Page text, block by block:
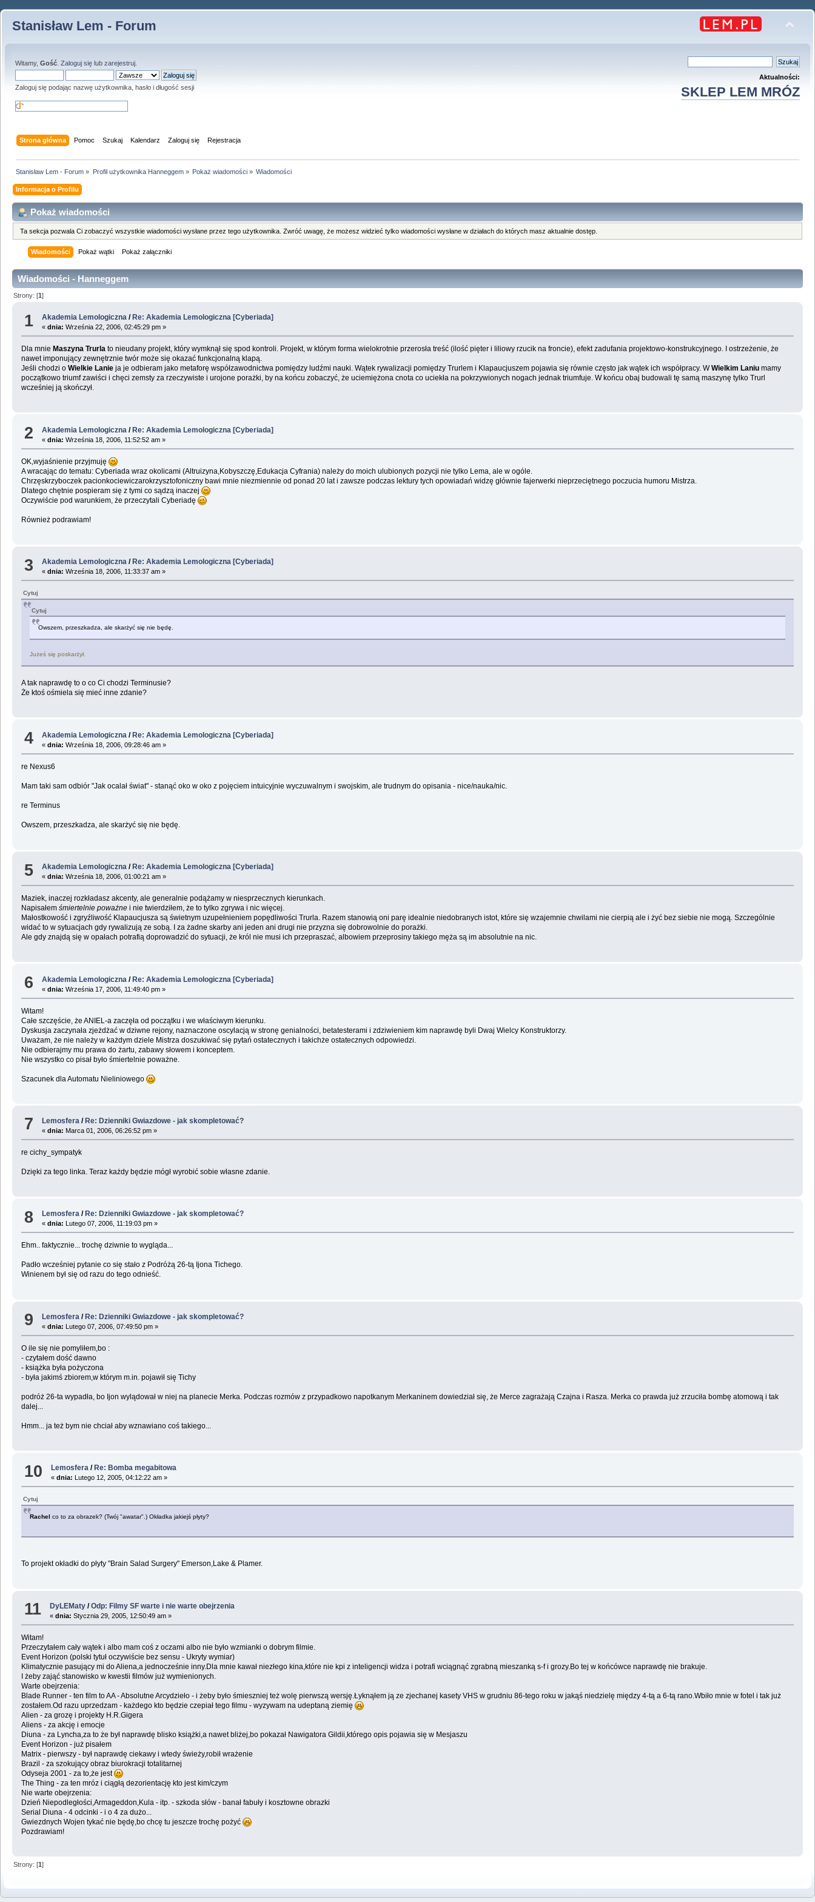
Stanisław Lem - Forum
Witamy, Gość Zaloguj się lub zarejestruj
Zaloguj się podając nazwę użytkownika, hasło i długość sesji
Aktualności:
SKLEP LEM MRÓZ
Strona główna Pomoc Szukaj Kalendarz Zaloguj się Rejestracja
Stanisław Lem - Forum » Profil użytkownika Hanneggem» Pokaż wiadomości» Wiadomości
Informacja o Profilu
Pokaż wiadomości
Ta sekcja pozwala Ci zobaczyć wszystkie wiadomości wysłane przez tego użytkownika. Zwróć uwagę, że możesz widzieć tylko wiadomości wysłane w działach do których masz aktualnie dostęp.
Wiadomości Pokaż wątki Pokaż załączniki
Wiadomości - Hanneggem
Strony: [1]
1 Akademia Lemologiczna / Re: Akademia Lemologiczna [Cyberiada]
«dnia: Września 22, 2006, 02:45:29 pm »
Dla mnie Maszyna Trurlato nieudany projekt, który wymknął się spod kontroli. Projekt, w którym forma wielokrotnie przerosła treść (ilość pięter i liliowy rzucik na froncie), efekt zadufania projektowo-konstrukcyjnego. I ostrzeżenie, że
nawet imponujący zewnętrznie twór może się okazać funkcjonalną klapą.
Jeśli chodzi o Wielkie Lanieja je odbieram jako metaforę współzawodnictwa pomiędzy ludźmi nauki. Wątek rywalizacji pomiędzy Trurlem i Klapaucjuszem pojawia się równie często jak wątek ich współpracy. WWielkim Laniumamy
początkowo triumf zawiści i chęci zemsty za rzeczywiste i urojone porażki, by na końcu zobaczyć, że uciemiężona cnota co uciekła na pokrzywionych nogach jednak triumfuje. W końcu obaj budowali tę samą maszynę tylko Trurl
wcześniej ją skończył.
2 Akademia Lemologiczna /Re: Akademia Lemologiczna [Cyberiada]
«dnia: Września 18, 2006, 11:52:52 am »
OK,wyjaśnienie przyjmuję
A wracając do tematu: Cyberiada wraz okolicami (Altruizyna,Kobyszczę,Edukacja Cyfrania) należy do moich ulubionych pozycji nie tylko Lema, ale w ogóle.
Chrzęskrzyboczek pacionkociewiczarokrzysztofoniczny bawi mnie niezmiennie od ponad 20 lat i zawsze podczas lektury tych opowiadań widzę głównie fajerwerki nieprzeciętnego poczucia humoru Mistrza.
Dlatego chętnie pospieram się z tymi co sądzą inaczej
Oczywiście pod warunkiem, że przeczytali Cyberiadę
Również podrawiam!
3 Akademia Lemologiczna / Re: Akademia Lemologiczna [Cyberiada]
«dnia: Września 18, 2006, 11:33:37 am »
Cytuj
Cytuj
Owszem, przeszkadza, ale skarżyć się nie będę.
Jużeś się poskarżył.
A tak naprawdę to o co Ci chodzi Terminusie?
Że ktoś ośmiela się mieć inne zdanie?
4 Akademia Lemologiczna /Re: Akademia Lemologiczna [Cyberiada]
«dnia: Września 18, 2006, 09:28:46 am »
re Nexus6
Mam taki sam odbiór "Jak ocalał świat" - stanąć oko w oko z pojęciem intuicyjnie wyczuwalnym i swojskim, ale trudnym do opisania - nice/nauka/nic.
re Terminus
Owszem, przeszkadza, ale skarżyć się nie będę.
5 Akademia Lemologiczna / Re: Akademia Lemologiczna [Cyberiada]
«dnia: Września 18, 2006, 01:00:21 am »
Maziek, inaczej rozkładasz akcenty, ale generalnie podążamy w niesprzecznych kierunkach.
Napisałem śmiertelnie poważnei nie twierdziłem, że to tylko zgrywa i nic więcej.
Małostkowość i zgryźliwość Klapaucjusza są świetnym uzupełnieniem popędliwości Trurla. Razem stanowią oni parę idealnie niedobranych istot, które się wzajemnie chwilami nie cierpią ale i żyć bez siebie nie mogą. Szczególnie
widać to w sytuacjach gdy rywalizują ze sobą. I za żadne skarby ani jeden ani drugi nie przyzna się dobrowolnie do porażki.
Ale gdy znajdą się w opałach potrafią doprowadzić do sytuacji, że król nie musi ich przepraszać, albowiem przeprosiny takiego męża są im absolutnie na nic.
6 Akademia Lemologiczna /Re: Akademia Lemologiczna [Cyberiada]
«dnia: Września 17, 2006, 11:49:40 pm »
Witam!
Całe szczęście, że ANIEL-a zaczęła od początku i we właściwym kierunku.
Dyskusja zaczynała zjeżdżać w dziwne rejony, naznaczone oscylacją w stronę genialności, betatesterami i zdziwieniem kim naprawdę byli Dwaj Wielcy Konstruktorzy.
Uważam, że nie należy w każdym dziele Mistrza doszukiwać się pytań ostatecznych i takichże ostatecznych odpowiedzi.
Nie odbierajmy mu prawa do żartu, zabawy słowem i konceptem.
Nie wszystko co pisał było śmiertelnie poważne.
Szacunek dla Automatu Nieliniowego
7 Lemosfera / Re: Dzienniki Gwiazdowe - jak skompletować?
«dnia: Marca 01, 2006, 06:26:52 pm »
re cichy_sympatyk
Dzięki za tego linka. Teraz każdy będzie mógł wyrobić sobie własne zdanie.
8 Lemosfera / Re: Dzienniki Gwiazdowe - jak skompletować?
«dnia: Lutego 07, 2006, 11:19:03 pm »
Ehm.. faktycznie... trochę dziwnie to wygląda...
Padło wcześniej pytanie co się stało z Podróżą 26-tą Ijona Tichego.
Winienem był się od razu do tego odnieść.
9 Lemosfera / Re: Dzienniki Gwiazdowe - jak skompletować?
«dnia: Lutego 07, 2006, 07:49:50 pm »
O ile się nie pomyliłem,bo :
- czytałem dość dawno
- książka była pożyczona
- była jakimś zbiorem,w którym m.in. pojawił się Tichy
podróż 26-ta wypadła, bo Ijon wylądował w niej na planecie Merka. Podczas rozmów z przypadkowo napotkanym Merkaninem dowiedział się, że Merce zagrażają Czajna i Rasza. Merka co prawda już zrzuciła bombę atomową i tak
dalej...
Hmm... ja też bym nie chciał aby wznawiano coś takiego...
10 Lemosfera / Re: Bomba megabitowa
«dnia: Lutego 12, 2005, 04:12:22 am »
Cytuj
Rachel co to za obrazek? (Twój "awatar".) Okładka jakiejś płyty?
To projekt okładki do płyty "Brain Salad Surgery" Emerson,Lake & Plamer.
11 DyLEMaty /Odp: Filmy SF warte i nie warte obejrzenia
«dnia: Stycznia 29, 2005, 12:50:49 am »
Witam!
Przeczytałem cały wątek i albo mam coś z oczami albo nie było wzmianki o dobrym filmie.
Event Horizon (polski tytuł oczywiście bez sensu - Ukryty wymiar)
Klimatycznie pasujący mi do Aliena,a jednocześnie inny.Dla mnie kawał niezłego kina,które nie kpi z inteligencji widza i potrafi wciągnąć zgrabną mieszanką s-f i grozy.Bo tej w końcówce naprawdę nie brakuje.
I żeby zająć stanowisko w kwestii filmów już wymienionych.
Warte obejrzenia:
Blade Runner - ten film to AA - Absolutne Arcydzieło - i żeby było śmieszniej też wolę pierwszą wersję.Łyknąłem ją ze zjechanej kasety VHS w grudniu 86-tego roku w jakąś niedzielę między 4-tą a 6-tą rano.Wbiło mnie w fotel i tak już
zostałem.Od razu uprzedzam - każdego kto będzie czepiał tego filmu - wyzywam na udeptaną ziemię
Alien - za grozę i projekty H.R.Gigera
Aliens - za akcję i emocje
Diuna - za Lyncha,za to że był naprawdę blisko książki,a nawet bliżej,bo pokazał Nawigatora Gildii,którego opis pojawia się w Mesjaszu
Event Horizon - już pisałem
Matrix - pierwszy - był naprawdę ciekawy i wtedy świeży,robił wrażenie
Brazil - za szokujący obraz biurokracji totalitarnej
Odyseja 2001 - za to,że jest
The Thing - za ten mróz i ciągłą dezorientację kto jest kim/czym
Nie warte obejrzenia:
Dzień Niepodległości,Armageddon,Kula - itp. - szkoda słów - banał fabuły i kosztowne obrazki
Serial Diuna - 4 odcinki - i o 4 za dużo...
Gwiezdnych Wojen tykać nie będę,bo chcę tu jeszcze trochę pożyć
Pozdrawiam!
Strony: [1]